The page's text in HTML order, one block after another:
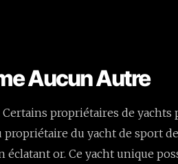
Aucun Autre
propriétaires de yachts
propriétaire du yacht de sport
éclatant or. Ce yacht unique